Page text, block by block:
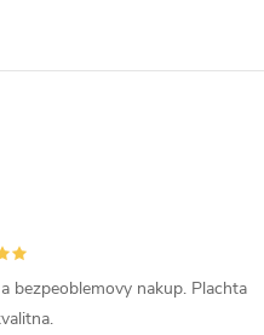
bezpeoblemovy nakup. Plachta